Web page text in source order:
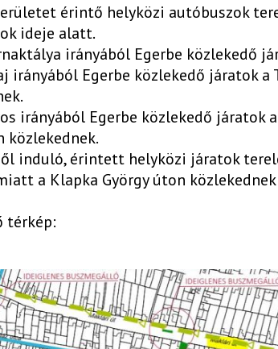
érintő helyközi autóbuszok
ideje alatt.
irányából Egerbe közlekedő
irányából Egerbe közlekedő járatok
irányából Egerbe közlekedő járatok
közlekednek.
induló, érintett helyközi járatok
a Klapka György úton
térkép: